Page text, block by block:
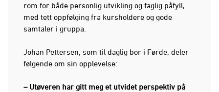
rom for både personlig utvikling og faglig påfyll,
med tett oppfølging fra kursholdere og gode
samtaler i gruppa.
Johan Pettersen, som til daglig bor i Førde, deler
følgende om sin opplevelse:
– Utøveren har gitt meg et utvidet perspektiv på